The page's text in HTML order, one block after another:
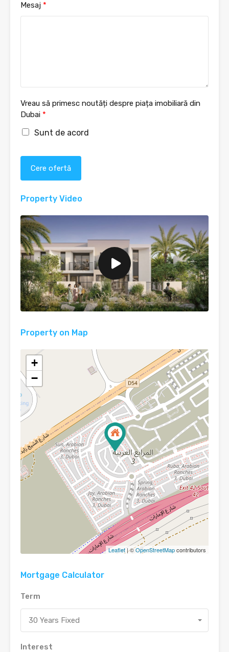
Mesaj *
Vreau să primesc noutăți despre piața imobiliară din
Dubai *
Sunt de acord
Cere ofertă
Property Video
Property on Map
+
−
Leaflet | ©OpenStreetMapcontributors
Mortgage Calculator
Term
30 Years Fixed
Interest